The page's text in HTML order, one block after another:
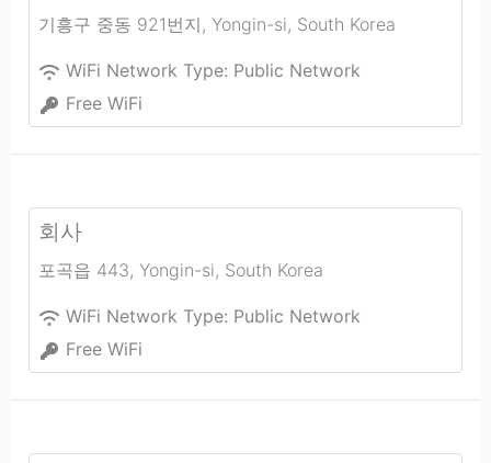
기흥구 중동 921번지, Yongin-si, South Korea
WiFi Network Type: Public Network
Free WiFi
회사
포곡읍 443, Yongin-si, South Korea
WiFi Network Type: Public Network
Free WiFi